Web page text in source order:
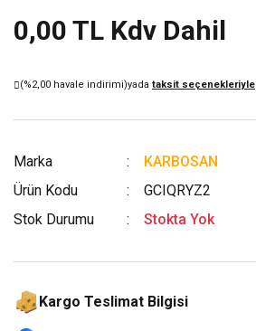
0,00 TL Kdv Dahil
(%2,00 havale indirimi)yada taksit seçenekleriyle
Marka
KARBOSAN
Ürün Kodu
GCIQRYZ2
Stok Durumu
Stokta Yok
Kargo Teslimat Bilgisi